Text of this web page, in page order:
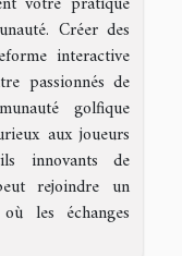
Créer des
interactive
passionnés de
golfique
aux joueurs
innovants de
rejoindre un
les échanges